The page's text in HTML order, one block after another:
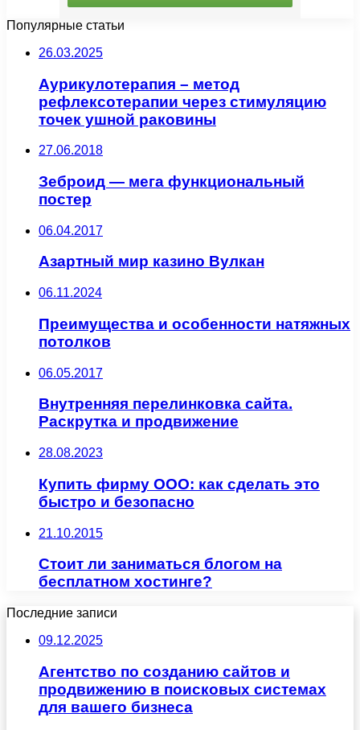
Популярные статьи
26.03.2025
Аурикулотерапия – метод
рефлексотерапии через стимуляцию
точек ушной раковины
27.06.2018
Зеброид — мега функциональный
постер
06.04.2017
Азартный мир казино Вулкан
06.11.2024
Преимущества и особенности натяжных
потолков
06.05.2017
Внутренняя перелинковка сайта.
Раскрутка и продвижение
28.08.2023
Купить фирму ООО: как сделать это
быстро и безопасно
21.10.2015
Стоит ли заниматься блогом на
бесплатном хостинге?
Последние записи
09.12.2025
Агентство по созданию сайтов и
продвижению в поисковых системах
для вашего бизнеса